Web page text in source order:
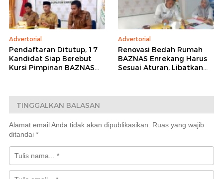
Advertorial
Pendaftaran Ditutup, 17
Kandidat Siap Berebut
Kursi Pimpinan BAZNAS
Advertorial
Renovasi Bedah Rumah
BAZNAS Enrekang Harus
Sesuai Aturan, Libatkan
TINGGALKAN BALASAN
Alamat email Anda tidak akan dipublikasikan.
Ruas yang wajib
ditandai *